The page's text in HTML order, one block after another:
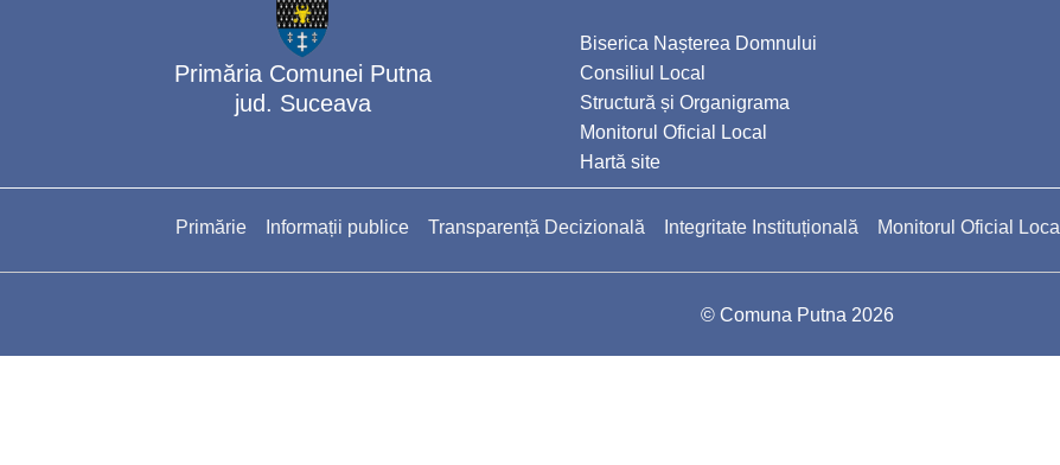
Primăria Comunei Putna
jud. Suceava
Biserica Nașterea Domnului
Consiliul Local
Structură și Organigrama
Monitorul Oficial Local
Hartă site
Primărie Informații publice Transparență Decizională Integritate Instituțională Monitorul Oficial Local
© Comuna Putna 2026